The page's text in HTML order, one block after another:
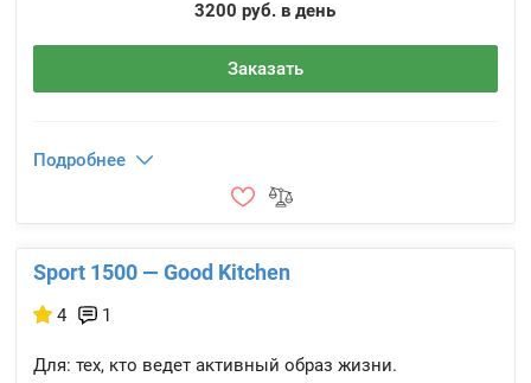
3200 руб. в день
Заказать
Подробнее
Sport 1500 — Good Kitchen
4 1
Для: тех, кто ведет активный образ жизни.